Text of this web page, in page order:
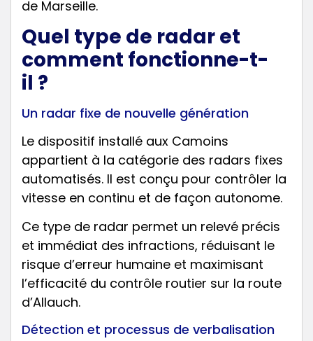
de Marseille.
Quel type de radar et
comment fonctionne-t-
il ?
Un radar fixe de nouvelle génération
Le dispositif installé aux Camoins
appartient à la catégorie des radars fixes
automatisés. Il est conçu pour contrôler la
vitesse en continu et de façon autonome.
Ce type de radar permet un relevé précis
et immédiat des infractions, réduisant le
risque d’erreur humaine et maximisant
l’efficacité du contrôle routier sur la route
d’Allauch.
Détection et processus de verbalisation